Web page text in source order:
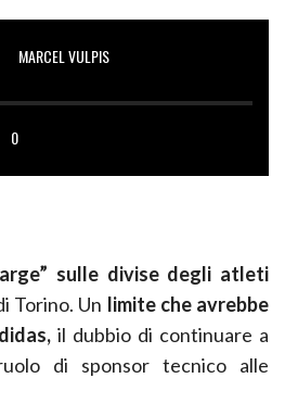
MARCEL VULPIS
0
sulle divise degli atleti
Torino. Un limite che avrebbe
il dubbio di continuare a
di sponsor tecnico alle